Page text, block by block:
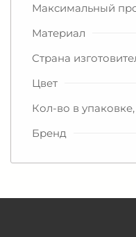
Максимальный
Материал
Страна
Цвет
Кол-во в
Бренд